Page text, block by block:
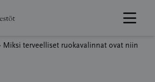
Miksi terveelliset ruokavalinnat ovat niin